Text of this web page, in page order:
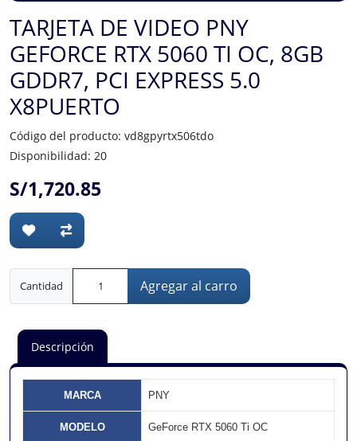
TARJETA DE VIDEO PNY
GEFORCE RTX 5060 TI OC, 8GB
GDDR7, PCI EXPRESS 5.0
X8PUERTO
Código del producto: vd8gpyrtx506tdo
Disponibilidad: 20
S/1,720.85
Cantidad Agregar al carro
Descripción
MARCA PNY
MODELO GeForce RTX 5060 Ti OC